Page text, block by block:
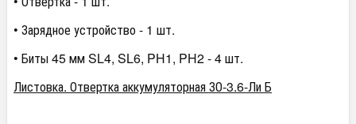
• Зарядное устройство - 1 шт.
• Биты 45 мм SL4, SL6, PH1, PH2 - 4 шт.
Листовка. Отвертка аккумуляторная ЗО-3.6-Ли Б